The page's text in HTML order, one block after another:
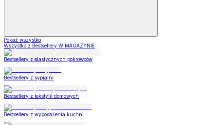
Pokaż wszystko
Wszystko z Bestsellery W MAGAZYNIE
Bestsellery z elastycznych pokrowców
Bestsellery z sypialni
Bestsellery z tekstylii domowych
Bestsellery z wyposażenia kuchni